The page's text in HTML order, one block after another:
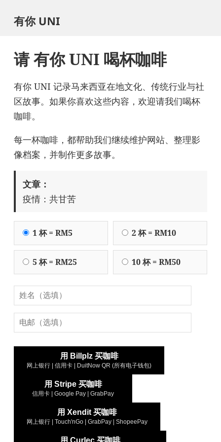
有你 UNI
请 有你 UNI 喝杯咖啡
有你 UNI 记录马来西亚在地文化、传统行业与社
区故事。如果你喜欢这些内容，欢迎请我们喝杯
咖啡。
每一杯咖啡，都帮助我们继续维护网站、整理影
像档案，并制作更多故事。
文章：
疫情：共甘苦
1 杯 = RM5 2 杯 = RM10
5 杯 = RM25 10 杯 = RM50
用 Billplz 买咖啡
网上银行 | 信用卡 | DuitNow QR (所有电子钱包)
用 Stripe 买咖啡
信用卡 | Google Pay | GrabPay
用 Xendit 买咖啡
网上银行 | Touch'nGo | GrabPay | ShopeePay